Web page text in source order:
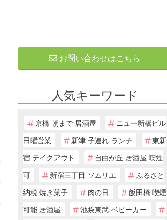
お問い合わせはこちら
人気キーワード
京橋 朝まで 居酒屋
ニュー新橋ビル
日曜営業
新津 子連れ ランチ
東新
宿 テイクアウト
自由が丘 居酒屋 喫煙
可
新宿三丁目 ソムリエ
ふるさと
納税 焼き菓子
肉の日
飯田橋 喫煙
可能 居酒屋
池袋東武 ベビーカー